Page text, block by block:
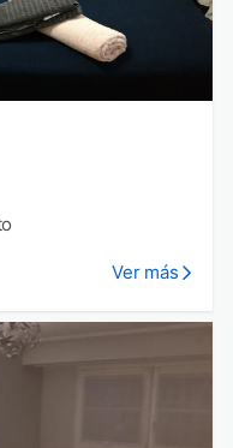
Ver más